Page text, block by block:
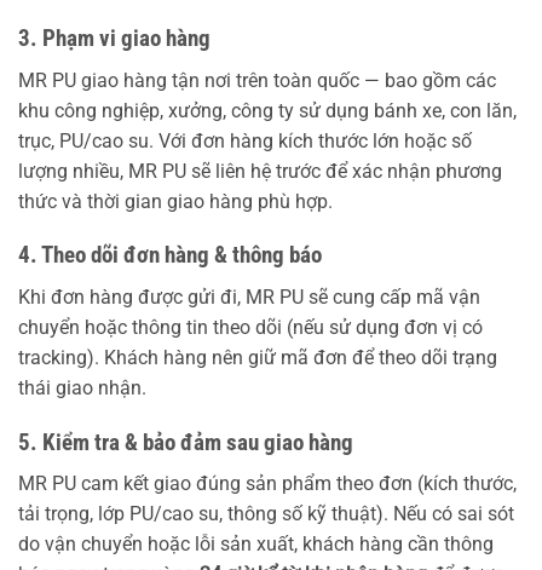
3. Phạm vi giao hàng
MR PU giao hàng tận nơi trên toàn quốc — bao gồm các
khu công nghiệp, xưởng, công ty sử dụng bánh xe, con lăn,
trục, PU/cao su. Với đơn hàng kích thước lớn hoặc số
lượng nhiều, MR PU sẽ liên hệ trước để xác nhận phương
thức và thời gian giao hàng phù hợp.
4. Theo dõi đơn hàng & thông báo
Khi đơn hàng được gửi đi, MR PU sẽ cung cấp mã vận
chuyển hoặc thông tin theo dõi (nếu sử dụng đơn vị có
tracking). Khách hàng nên giữ mã đơn để theo dõi trạng
thái giao nhận.
5. Kiểm tra & bảo đảm sau giao hàng
MR PU cam kết giao đúng sản phẩm theo đơn (kích thước,
tải trọng, lớp PU/cao su, thông số kỹ thuật). Nếu có sai sót
do vận chuyển hoặc lỗi sản xuất, khách hàng cần thông